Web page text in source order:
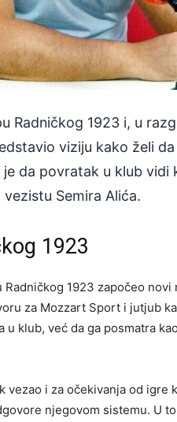
Radničkog 1923 i, u
viziju kako želi
da povratak u klub vidi
Semira Alića.
1923
1923 započeo
za Mozzart Sport i jutjub
u klub, već da ga posmatra
vezao i za očekivanja od igre
njegovom sistemu. U